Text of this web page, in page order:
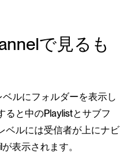
で見るも
ルにフォルダーを表示し
ると中のPlaylistとサブフ
ベルには受信者が上にナビ
表示されます。